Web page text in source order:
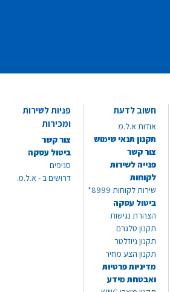
חשוב לדעת
אודות א.ל.מ
תקנון תנאי שימוש
צור קשר
פנייה לשירות
לקוחות
שירות לקוחות 8999*
ביטול עסקה
הצהרת נגישות
תקנון טלגרם
תקנון ניוזלטר
תקנון הצע מחיר
מדיניות פרטיות
ואבטחת מידע
פניות לשירות
ומכירות
צור קשר
ביטול עסקה
סניפים
דרושים ב - א.ל.מ.